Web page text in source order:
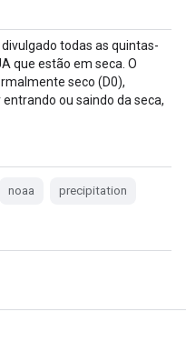
todas as quintas-
que estão em seca. O
seco (D0),
ou saindo da seca,
noaa precipitation